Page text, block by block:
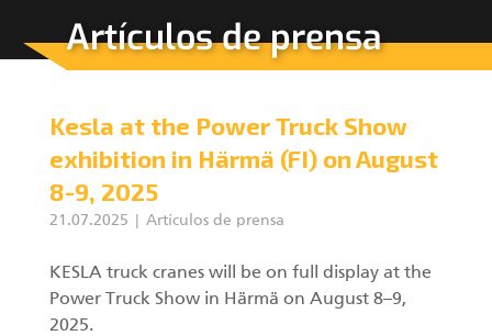
Grúas forestales
Cabezales cosechadores
Maquinaria de grúas forestales
Vendedores KESLA
Contactos
Artículos de prensa
Kesla at the Power Truck Show
exhibition in Härmä (FI) on August
8-9, 2025
21.07.2025 Artículos de prensa
KESLA truck cranes will be on full display at the
Power Truck Show in Härmä on August 8–9,
2025.